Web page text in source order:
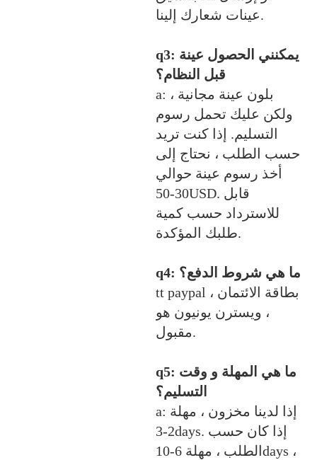
عينات شعارك إلينا.
q3: يمكنني الحصول عينة
قبل النظام؟
a: بلون عينة مجانية ،
ولكن عليك تحمل رسوم
التسليم. إذا كنت تريد
حسب الطلب ، نحتاج إلى
أخذ رسوم عينة حوالي
30-50USD. قابل
للاسترداد حسب كمية
طلبك المؤكدة.
q4: ما هي شروط الدفع؟
tt paypal ، بطاقة الائتمان
، ويسترن يونيون هو
مقبول.
q5: ما هي المهلة و وقت
التسليم؟
a: إذا لدينا مخزون ، مهلة
2-3days. إذا كان حسب
الطلب ، مهلة 6-10days ،